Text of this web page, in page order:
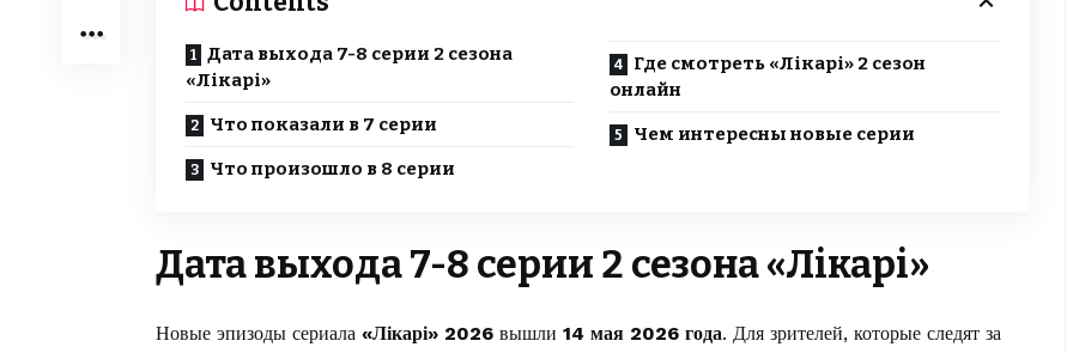
Дата выхода 7-8 серии 2 сезона
«Лікарі»
Что показали в 7 серии
Что произошло в 8 серии
Где смотреть «Лікарі» 2 сезон
онлайн
Чем интересны новые серии
Дата выхода 7-8 серии 2 сезона «Лікарі»
Новые эпизоды сериала «Лікарі» 2026 вышли 14 мая 2026 года. Для зрителей, которые следят за